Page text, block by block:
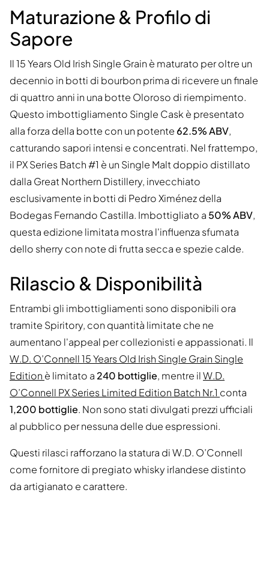
Maturazione & Profilo di
Sapore
Il 15 Years Old Irish Single Grain è maturato per oltre un
decennio in botti di bourbon prima di ricevere un finale
di quattro anni in una botte Oloroso di riempimento.
Questo imbottigliamento Single Cask è presentato
alla forza della botte con un potente 62.5% ABV,
catturando sapori intensi e concentrati. Nel frattempo,
il PX Series Batch #1 è un Single Malt doppio distillato
dalla Great Northern Distillery, invecchiato
esclusivamente in botti di Pedro Ximénez della
Bodegas Fernando Castilla. Imbottigliato a 50% ABV,
questa edizione limitata mostra l'influenza sfumata
dello sherry con note di frutta secca e spezie calde.
Rilascio & Disponibilità
Entrambi gli imbottigliamenti sono disponibili ora
tramite Spiritory, con quantità limitate che ne
aumentano l'appeal per collezionisti e appassionati. Il
W.D. O’Connell 15 Years Old Irish Single Grain Single
Edition è limitato a 240 bottiglie, mentre ilW.D.
O’Connell PX Series Limited Edition Batch Nr.1 conta
1,200 bottiglie. Non sono stati divulgati prezzi ufficiali
al pubblico per nessuna delle due espressioni.
Questi rilasci rafforzano la statura di W.D. O’Connell
come fornitore di pregiato whisky irlandese distinto
da artigianato e carattere.